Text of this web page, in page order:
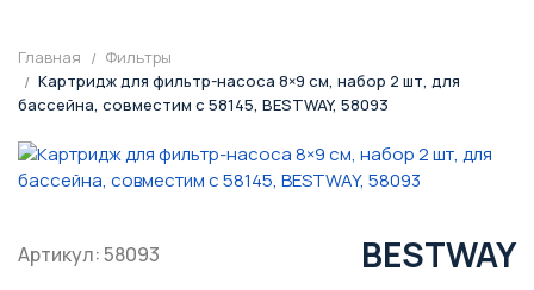
Главная
Фильтры
Картридж для фильтр-насоса 8×9 см, набор 2 шт, для
бассейна, совместим с 58145, BESTWAY, 58093
Артикул: 58093 BESTWAY